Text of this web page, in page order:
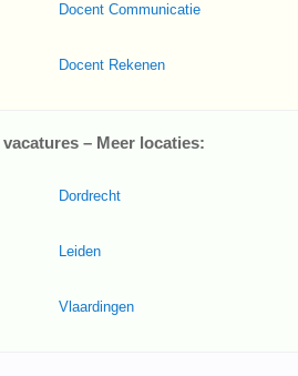
Docent Communicatie
Docent Rekenen
– Meer locaties:
Dordrecht
Leiden
Vlaardingen